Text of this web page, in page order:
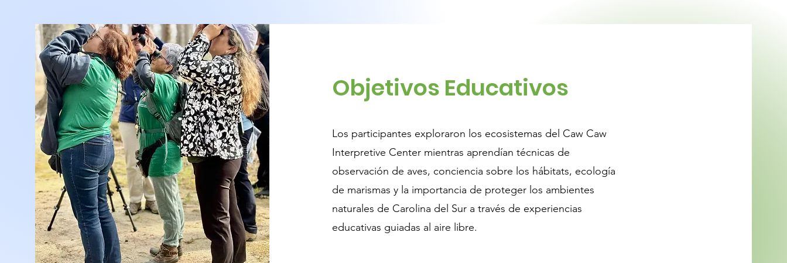
Objetivos Educativos
Los participantes exploraron los ecosistemas del Caw Caw
Interpretive Center mientras aprendían técnicas de
observación de aves, conciencia sobre los hábitats, ecología
de marismas y la importancia de proteger los ambientes
naturales de Carolina del Sur a través de experiencias
educativas guiadas al aire libre.